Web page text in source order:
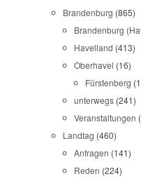
Brandenburg (865)
Brandenburg
Havelland (413)
Oberhavel (16)
Fürstenberg
unterwegs (241)
Veranstaltungen
Landtag (460)
Anfragen (141)
Reden (224)